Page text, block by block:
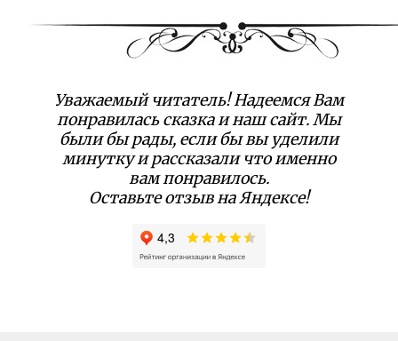
Уважаемый читатель! Надеемся Вам
понравилась сказка и наш сайт. Мы
были бы рады, если бы вы уделили
минутку и рассказали что именно
вам понравилось.
Оставьте отзыв на Яндексе!